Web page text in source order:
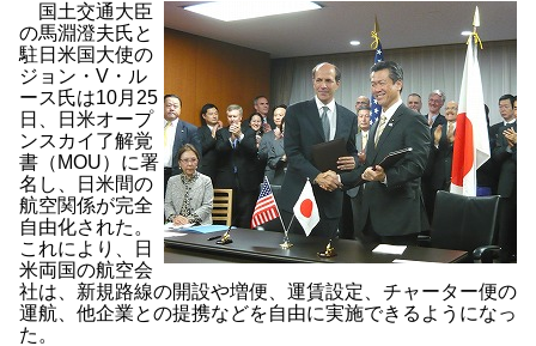
国土交通大臣
の馬淵澄夫氏と
駐日米国大使の
ジョン・V・ル
ース氏は10月25
日、日米オープ
ンスカイ了解覚
書（MOU）に署
名し、日米間の
航空関係が完全
自由化された。
これにより、日
米両国の航空会
社は、新規路線の開設や増便、運賃設定、チャーター便の
運航、他企業との提携などを自由に実施できるようになっ
た。